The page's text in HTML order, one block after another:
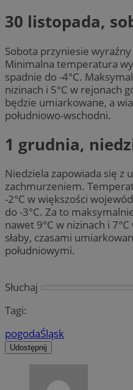
30 listopada,
Sobota przyniesie
Minimalna temperatura
spadnie do -4°C.
nizinach i 5°C w rejonach
będzie umiarkowane, a
południowo-wschodni.
1 grudnia,
Niedziela zapowiada się z
zachmurzeniem.
-2°C w większości
do -3°C. Za to
nawet 9°C w nizinach i
słaby, czasami
południowymi.
Słuchaj
Tagi:
pogodaŚląsk
Udostępnij